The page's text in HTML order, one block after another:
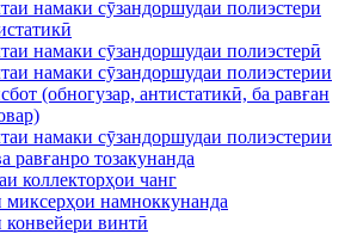
намаки сӯзандоршудаи полиэстери
намаки сӯзандоршудаи полиэстерӣ
намаки сӯзандоршудаи полиэстерии
(обногузар, антистатикӣ, ба равған
намаки сӯзандоршудаи полиэстерии
равғанро тозакунанда
коллекторҳои чанг
миксерҳои намноккунанда
винтӣ